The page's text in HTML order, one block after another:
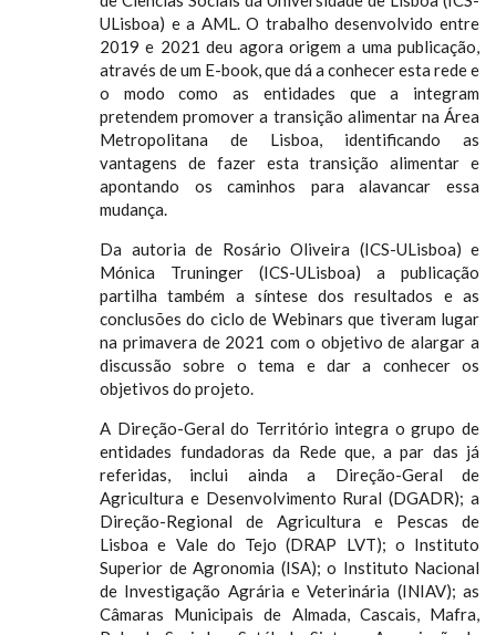
ULisboa) e a AML. O trabalho desenvolvido entre
2019 e 2021 deu agora origem a uma publicação,
através de um E-book, que dá a conhecer esta rede e
o modo como as entidades que a integram
pretendem promover a transição alimentar na Área
Metropolitana de Lisboa, identificando as
vantagens de fazer esta transição alimentar e
apontando os caminhos para alavancar essa
mudança.
Da autoria de Rosário Oliveira (ICS-ULisboa) e
Mónica Truninger (ICS-ULisboa) a publicação
partilha também a síntese dos resultados e as
conclusões do ciclo de Webinars que tiveram lugar
na primavera de 2021 com o objetivo de alargar a
discussão sobre o tema e dar a conhecer os
objetivos do projeto.
A Direção-Geral do Território integra o grupo de
entidades fundadoras da Rede que, a par das já
referidas, inclui ainda a Direção-Geral de
Agricultura e Desenvolvimento Rural (DGADR); a
Direção-Regional de Agricultura e Pescas de
Lisboa e Vale do Tejo (DRAP LVT); o Instituto
Superior de Agronomia (ISA); o Instituto Nacional
de Investigação Agrária e Veterinária (INIAV); as
Câmaras Municipais de Almada, Cascais, Mafra,